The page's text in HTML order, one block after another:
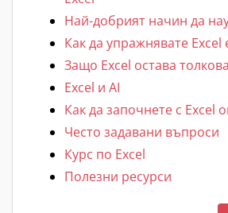
Най-добрият начин да
Как да упражнявате Excel
Защо Excel остава
Excel и AI
Как да започнете с Excel
Често задавани въпроси
Курс по Excel
Полезни ресурси